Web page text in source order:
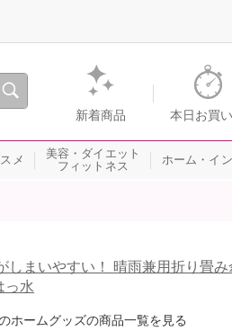
ショッピングのショップチャンネル
新着商品 本日お買
メ
美容・ダイエット
フィットネス
ホーム・イ
しまいやすい！ 晴雨兼用折り畳み
っ水
ホームグッズの商品一覧を見る